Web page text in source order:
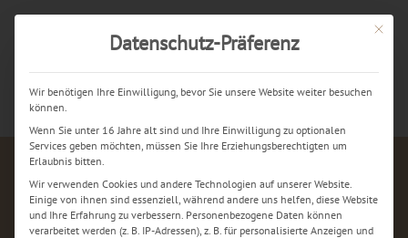
Jetzt kostenlos anrufen
Mit
Datenschutz-Präferenz
Wir benötigen Ihre Einwilligung, bevor Sie unsere Website weiter besuchen
können.
Wenn Sie unter 16 Jahre alt sind und Ihre Einwilligung zu optionalen
Services geben möchten, müssen Sie Ihre Erziehungsberechtigten um
Erlaubnis bitten.
Wir verwenden Cookies und andere Technologien auf unserer Website.
Einige von ihnen sind essenziell, während andere uns helfen, diese Website
und Ihre Erfahrung zu verbessern. Personenbezogene Daten können
verarbeitet werden (z. B. IP-Adressen), z. B. für personalisierte Anzeigen und